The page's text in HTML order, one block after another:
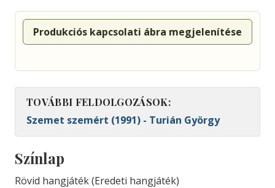
Produkciós kapcsolati ábra megjelenítése
TOVÁBBI FELDOLGOZÁSOK:
Szemet szemért (1991) - Turián György
Színlap
Rövid hangjáték (Eredeti hangjáték)